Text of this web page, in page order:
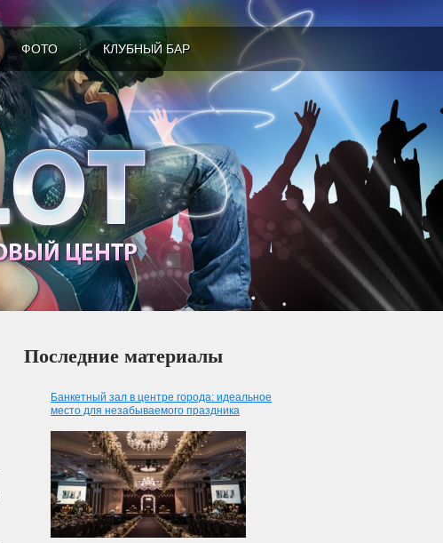
ФОТО КЛУБНЫЙ БАР
Последние материалы
Банкетный зал в центре города: идеальное
место для незабываемого праздника